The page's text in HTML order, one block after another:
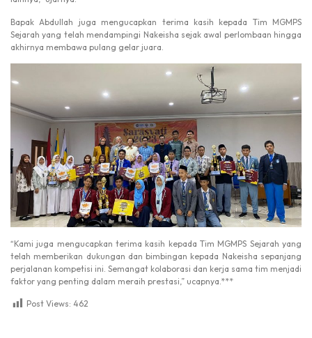
Bapak Abdullah juga mengucapkan terima kasih kepada Tim MGMPS
Sejarah yang telah mendampingi Nakeisha sejak awal perlombaan hingga
akhirnya membawa pulang gelar juara.
“Kami juga mengucapkan terima kasih kepada Tim MGMPS Sejarah yang
telah memberikan dukungan dan bimbingan kepada Nakeisha sepanjang
perjalanan kompetisi ini. Semangat kolaborasi dan kerja sama tim menjadi
faktor yang penting dalam meraih prestasi,” ucapnya.***
Post Views: 462